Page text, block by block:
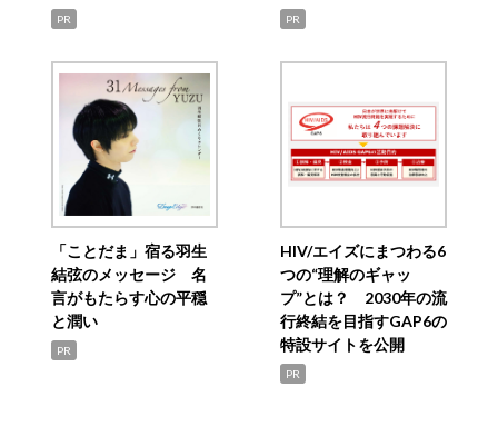
PR PR
「ことだま」宿る羽生
結弦のメッセージ 名
言がもたらす心の平穏
と潤い
PR
HIV/エイズにまつわる6
つの“理解のギャッ
プ”とは？ 2030年の流
行終結を目指すGAP6の
特設サイトを公開
PR